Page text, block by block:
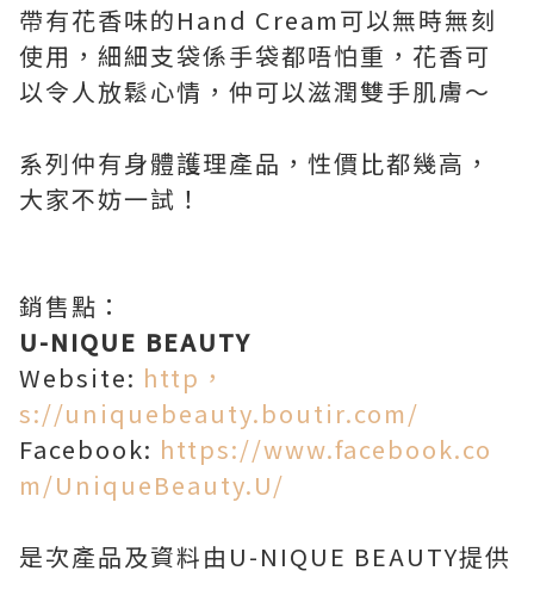
帶有花香味的Hand Cream可以無時無刻
使用，細細支袋係手袋都唔怕重，花香可
以令人放鬆心情，仲可以滋潤雙手肌膚～
系列仲有身體護理產品，性價比都幾高，
大家不妨一試！
銷售點：
U-NIQUE BEAUTY
Website: http，
s://uniquebeauty.boutir.com/
Facebook: https://www.facebook.co
m/UniqueBeauty.U/
是次產品及資料由U-NIQUE BEAUTY提供